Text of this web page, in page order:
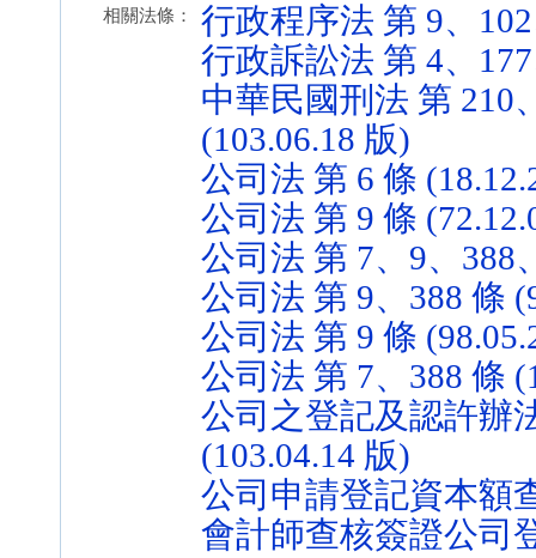
相關法條：
行政程序法 第 9、
行政訴訟法 第 4、
中華民國刑法 第 210
(103.06.18 版)
公司法 第 6 條
公司法 第 9 條
公司法 第 7、9、388
公司法 第 9、388 條
公司法 第 9 條
公司法 第 7、388 條
公司之登記及認許辦
(103.04.14 版)
公司申請登記資本額
會計師查核簽證公司